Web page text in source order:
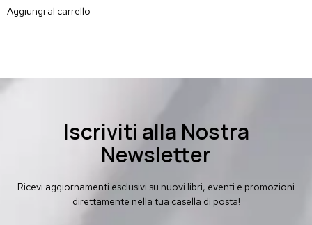
Aggiungi al carrello
Iscriviti alla Nostra
Newsletter
Ricevi aggiornamenti esclusivi su nuovi libri, eventi e promozioni
direttamente nella tua casella di posta!